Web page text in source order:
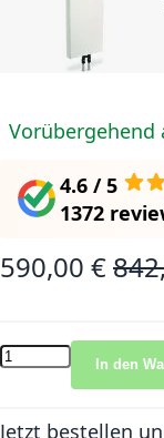
Vorübergehend
4.6 / 5
1372
Sonderangebot
590,00 €
In den
Jetzt bestellen